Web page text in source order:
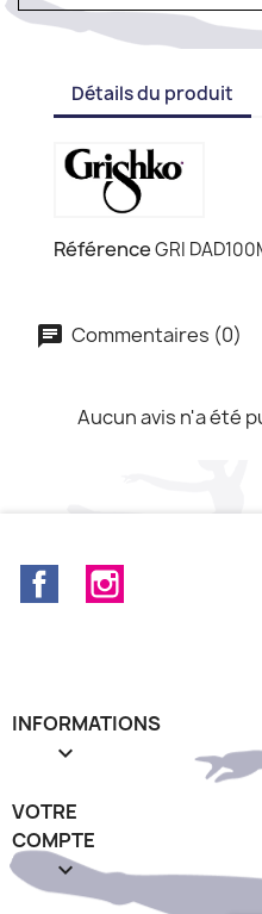
Détails du produit
RéférenceGRI
Commentaires (0)
Aucun avis n'a été
Facebook
INFORMATIONS

VOTRE
COMPTE
